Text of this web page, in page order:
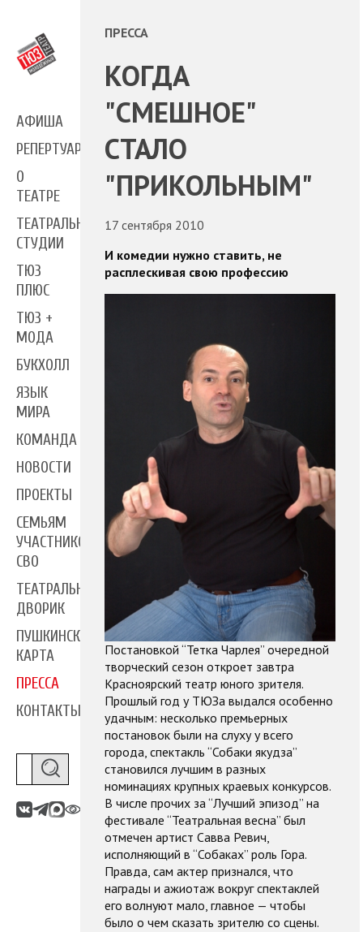
АФИША
РЕПЕРТУАР
О
ТЕАТРЕ
ТЕАТРАЛЬНЫЕ
СТУДИИ
ТЮЗ
ПЛЮС
ТЮЗ +
МОДА
БУКХОЛЛ
ЯЗЫК
МИРА
КОМАНДА
НОВОСТИ
ПРОЕКТЫ
СЕМЬЯМ
УЧАСТНИКОВ
СВО
ТЕАТРАЛЬНЫЙ
ДВОРИК
ПУШКИНСКАЯ
КАРТА
ПРЕССА
КОНТАКТЫ
ПРЕССА
КОГДА
"СМЕШНОЕ"
СТАЛО
"ПРИКОЛЬНЫМ"
17 сентября 2010
И комедии нужно ставить, не
расплескивая свою профессию
Постановкой “Тетка Чарлея” очередной
творческий сезон откроет завтра
Красноярский театр юного зрителя.
Прошлый год у ТЮЗа выдался особенно
удачным: несколько премьерных
постановок были на слуху у всего
города, спектакль “Собаки якудза”
становился лучшим в разных
номинациях крупных краевых конкурсов.
В числе прочих за “Лучший эпизод” на
фестивале “Театральная весна” был
отмечен артист Савва Ревич,
исполняющий в “Собаках” роль Гора.
Правда, сам актер признался, что
награды и ажиотаж вокруг спектаклей
его волнуют мало, главное — чтобы
было о чем сказать зрителю со сцены.